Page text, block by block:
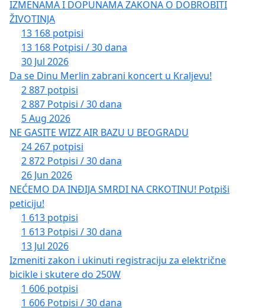
IZMENAMA I DOPUNAMA ZAKONA O DOBROBITI
ŽIVOTINJA
13 168 potpisi
13 168 Potpisi / 30 dana
30 Jul 2026
Da se Dinu Merlin zabrani koncert u Kraljevu!
2 887 potpisi
2 887 Potpisi / 30 dana
5 Aug 2026
NE GASITE WIZZ AIR BAZU U BEOGRADU
24 267 potpisi
2 872 Potpisi / 30 dana
26 Jun 2026
NEĆEMO DA INĐIJA SMRDI NA CRKOTINU! Potpiši
peticiju!
1 613 potpisi
1 613 Potpisi / 30 dana
13 Jul 2026
Izmeniti zakon i ukinuti registraciju za električne
bicikle i skutere do 250W
1 606 potpisi
1 606 Potpisi / 30 dana